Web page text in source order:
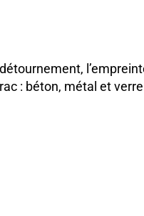
: béton, métal et